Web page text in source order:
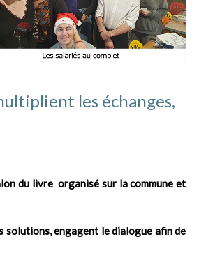
les échanges,
du livre organisé sur la commune et
engagent le dialogue afin de